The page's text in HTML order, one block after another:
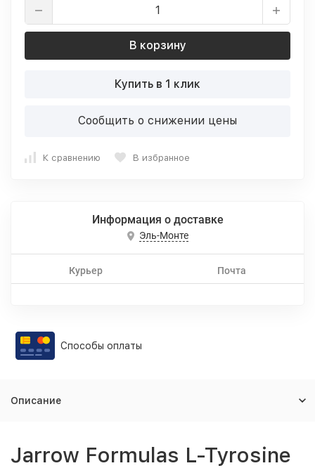
В корзину
Купить в 1 клик
Сообщить о снижении цены
К сравнению В избранное
Информация о доставке
Эль-Монте
Курьер Почта
Способы оплаты
Описание
Jarrow Formulas L-Tyrosine